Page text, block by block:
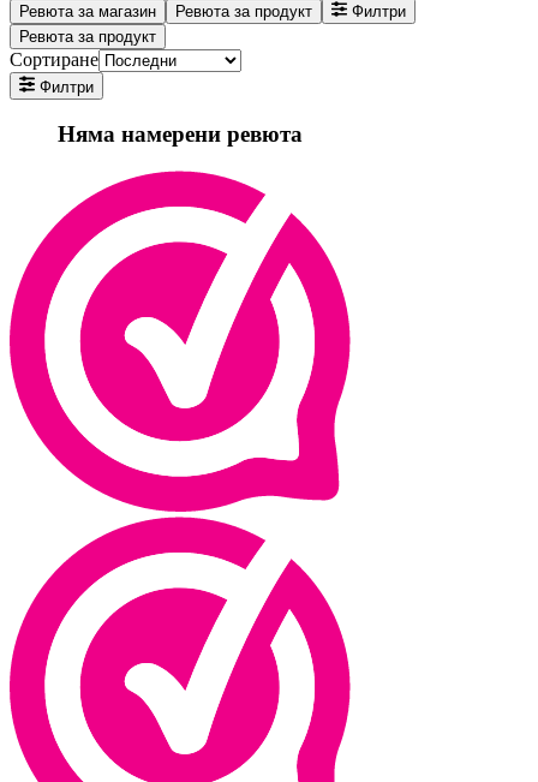
Ревюта за магазин
Ревюта за продукт
Филтри
Ревюта за продукт
Сортиране
Филтри
Няма намерени ревюта